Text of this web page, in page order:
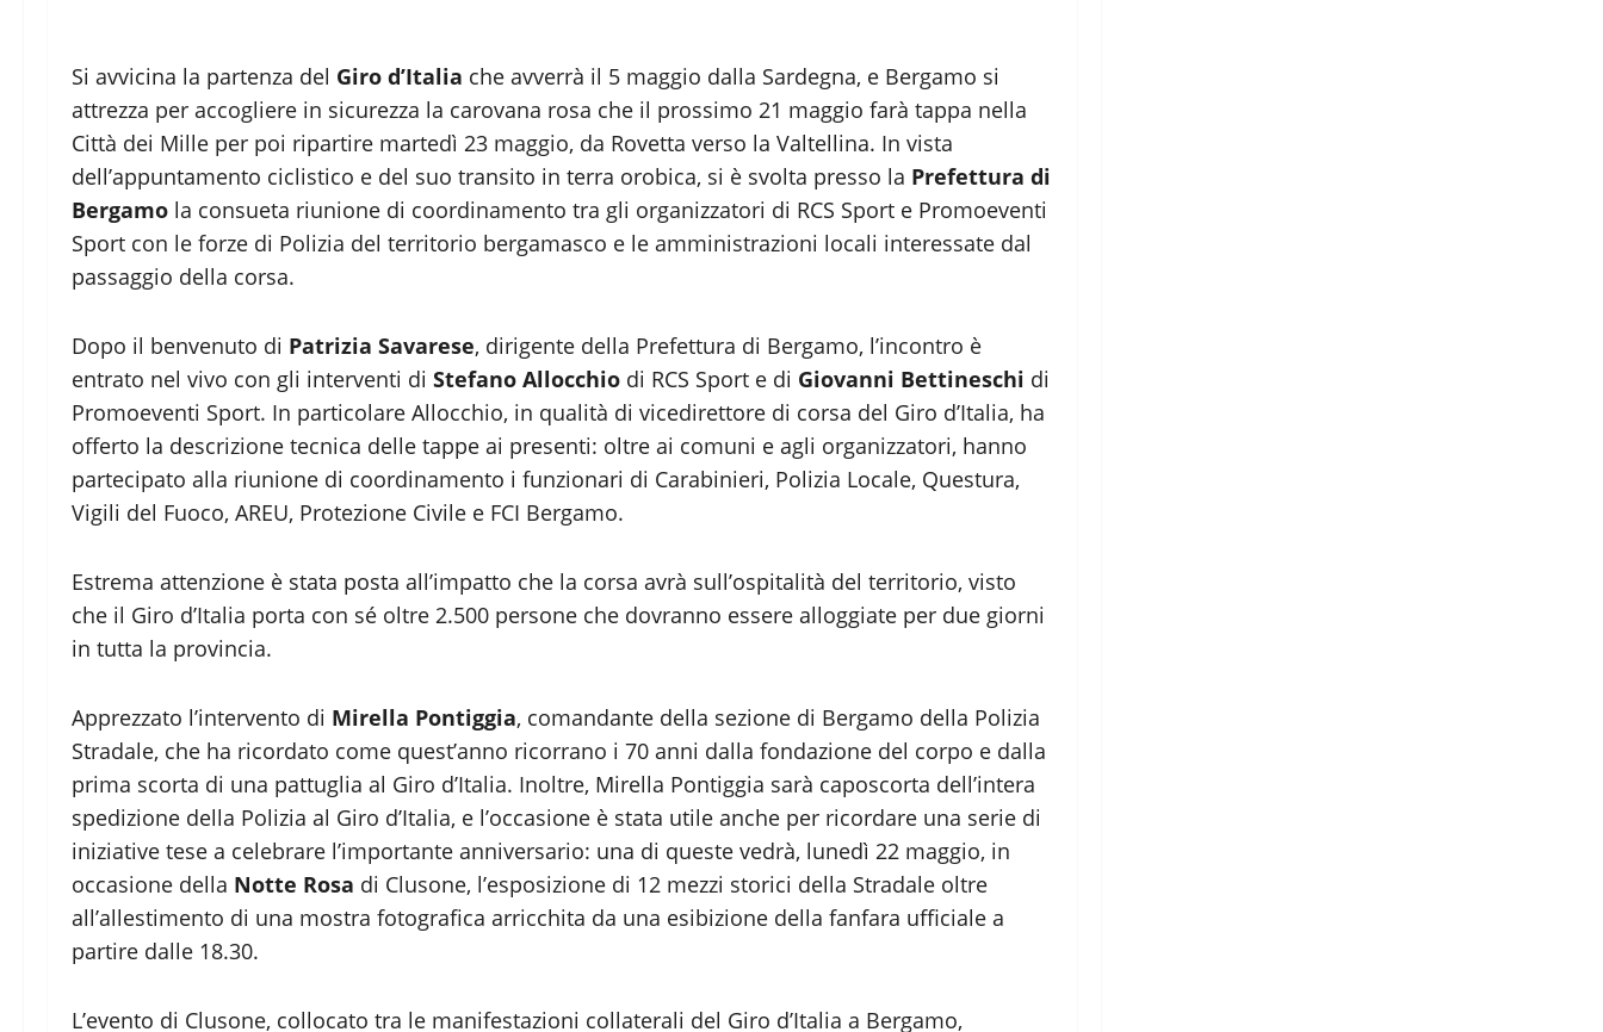
Si avvicina la partenza del Giro d’Italia che avverrà il 5 maggio dalla Sardegna, e Bergamo si
attrezza per accogliere in sicurezza la carovana rosa che il prossimo 21 maggio farà tappa nella
Città dei Mille per poi ripartire martedì 23 maggio, da Rovetta verso la Valtellina. In vista
dell’appuntamento ciclistico e del suo transito in terra orobica, si è svolta presso la Prefettura di
Bergamo la consueta riunione di coordinamento tra gli organizzatori di RCS Sport e Promoeventi
Sport con le forze di Polizia del territorio bergamasco e le amministrazioni locali interessate dal
passaggio della corsa.
Dopo il benvenuto di Patrizia Savarese, dirigente della Prefettura di Bergamo, l’incontro è
entrato nel vivo con gli interventi di Stefano Allocchio di RCS Sport e di Giovanni Bettineschi di
Promoeventi Sport. In particolare Allocchio, in qualità di vicedirettore di corsa del Giro d’Italia, ha
offerto la descrizione tecnica delle tappe ai presenti: oltre ai comuni e agli organizzatori, hanno
partecipato alla riunione di coordinamento i funzionari di Carabinieri, Polizia Locale, Questura,
Vigili del Fuoco, AREU, Protezione Civile e FCI Bergamo.
Estrema attenzione è stata posta all’impatto che la corsa avrà sull’ospitalità del territorio, visto
che il Giro d’Italia porta con sé oltre 2.500 persone che dovranno essere alloggiate per due giorni
in tutta la provincia.
Apprezzato l’intervento di Mirella Pontiggia, comandante della sezione di Bergamo della Polizia
Stradale, che ha ricordato come quest’anno ricorrano i 70 anni dalla fondazione del corpo e dalla
prima scorta di una pattuglia al Giro d’Italia. Inoltre, Mirella Pontiggia sarà caposcorta dell’intera
spedizione della Polizia al Giro d’Italia, e l’occasione è stata utile anche per ricordare una serie di
iniziative tese a celebrare l’importante anniversario: una di queste vedrà, lunedì 22 maggio, in
occasione della Notte Rosa di Clusone, l’esposizione di 12 mezzi storici della Stradale oltre
all’allestimento di una mostra fotografica arricchita da una esibizione della fanfara ufficiale a
partire dalle 18.30.
L’evento di Clusone, collocato tra le manifestazioni collaterali del Giro d’Italia a Bergamo,